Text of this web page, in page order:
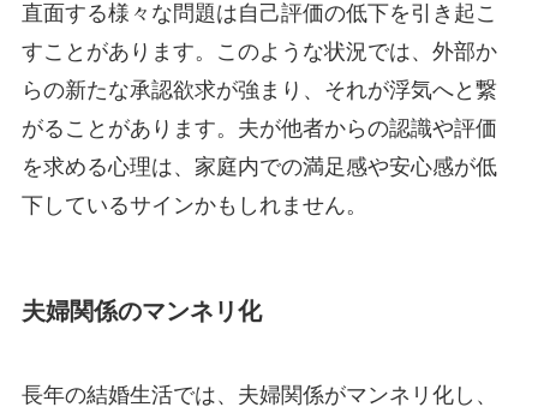
直面する様々な問題は自己評価の低下を引き起こ
すことがあります。このような状況では、外部か
らの新たな承認欲求が強まり、それが浮気へと繋
がることがあります。夫が他者からの認識や評価
を求める心理は、家庭内での満足感や安心感が低
下しているサインかもしれません。
夫婦関係のマンネリ化
長年の結婚生活では、夫婦関係がマンネリ化し、